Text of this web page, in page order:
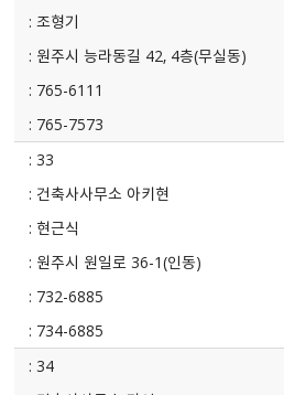
조형기
원주시 능라동길 42, 4층(무실동)
765-6111
765-7573
33
건축사사무소 아키현
현근식
원주시 원일로 36-1(인동)
732-6885
734-6885
34